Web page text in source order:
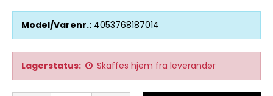
Model/Varenr.: 4053768187014
Lagerstatus: Skaffes hjem fra leverandør